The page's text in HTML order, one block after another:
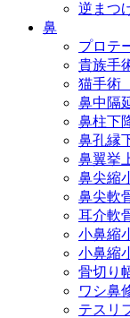
逆まつ
鼻
プロテ
貴族手
猫手術
鼻中隔
鼻柱下
鼻孔縁
鼻翼挙
鼻尖縮
鼻尖軟
耳介軟
小鼻縮
小鼻縮
骨切り
ワシ鼻
テスリ